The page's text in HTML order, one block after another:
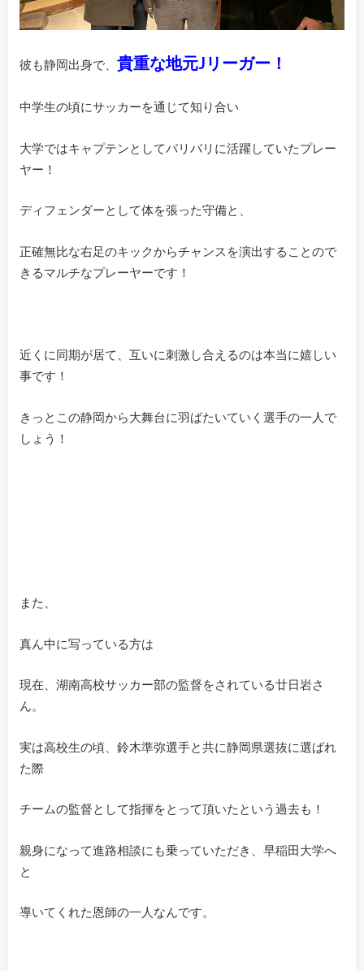
彼も静岡出身で、 貴重な地元Jリーガー！
中学生の頃にサッカーを通じて知り合い
大学ではキャプテンとしてバリバリに活躍していたプレー
ヤー！
ディフェンダーとして体を張った守備と、
正確無比な右足のキックからチャンスを演出することので
きるマルチなプレーヤーです！
近くに同期が居て、互いに刺激し合えるのは本当に嬉しい
事です！
きっとこの静岡から大舞台に羽ばたいていく選手の一人で
しょう！
また、
真ん中に写っている方は
現在、湖南高校サッカー部の監督をされている廿日岩さ
ん。
実は高校生の頃、鈴木準弥選手と共に静岡県選抜に選ばれ
た際
チームの監督として指揮をとって頂いたという過去も！
親身になって進路相談にも乗っていただき、早稲田大学へ
と
導いてくれた恩師の一人なんです。